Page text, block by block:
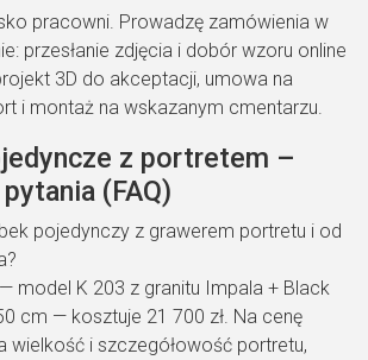
pracowni. Prowadzę zamówienia w
przesłanie zdjęcia i dobór wzoru online
3D do akceptacji, umowa na
i montaż na wskazanym cmentarzu.
z portretem –
(FAQ)
pojedynczy z grawerem portretu i od
model K 203 z granitu Impala + Black
cm — kosztuje 21 700 zł . Na cenę
wielkość i szczegółowość portretu,